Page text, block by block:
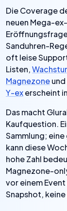
Die Coverage
neuen Mega-
Sanduhren-
oft leise
Listen,
Magnezoneund
Y-exerscheint in
Das macht
Kaufquestion.
Sammlung;
kann diese
hohe Zahl
Magnezone-
vor einem Event
Snapshot,